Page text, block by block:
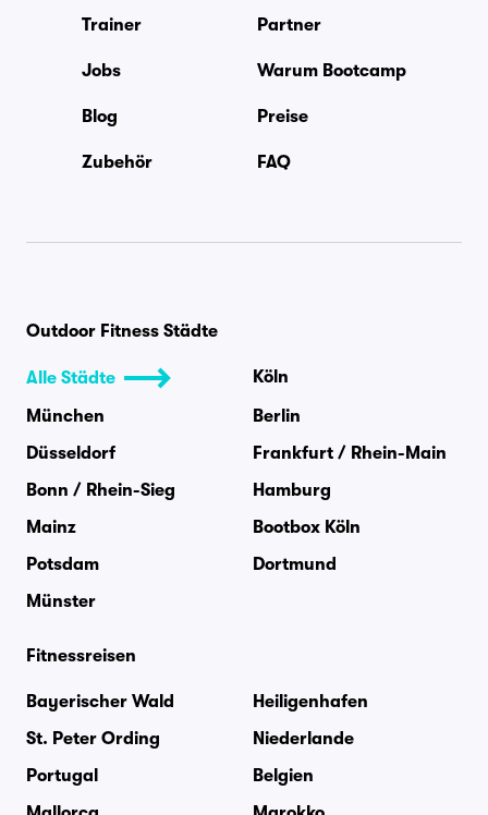
Trainer Partner
Jobs Warum Bootcamp
Blog Preise
Zubehör FAQ
Outdoor Fitness Städte
Alle Städte
Köln
München
Berlin
Düsseldorf
Frankfurt / Rhein-Main
Bonn / Rhein-Sieg
Hamburg
Mainz
Bootbox Köln
Potsdam
Dortmund
Münster
Fitnessreisen
Bayerischer Wald
Heiligenhafen
St. Peter Ording
Niederlande
Portugal
Belgien